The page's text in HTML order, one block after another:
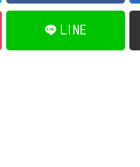
LINE